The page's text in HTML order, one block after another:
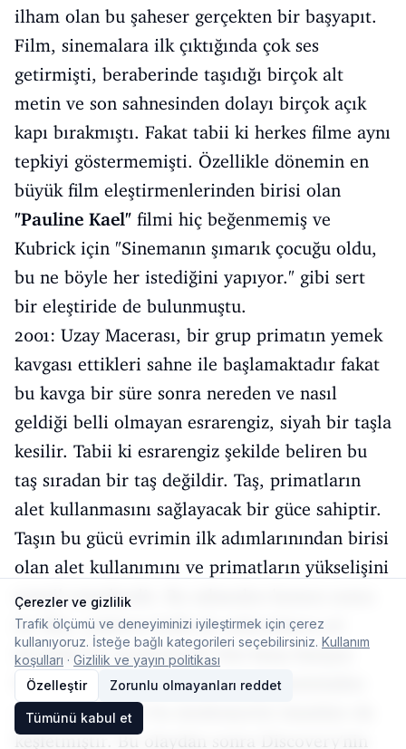
ilham olan bu şaheser gerçekten bir başyapıt.
Film, sinemalara ilk çıktığında çok ses
getirmişti, beraberinde taşıdığı birçok alt
metin ve son sahnesinden dolayı birçok açık
kapı bırakmıştı. Fakat tabii ki herkes filme aynı
tepkiyi göstermemişti. Özellikle dönemin en
büyük film eleştirmenlerinden birisi olan
"Pauline Kael" filmi hiç beğenmemiş ve
Kubrick için "Sinemanın şımarık çocuğu oldu,
bu ne böyle her istediğini yapıyor." gibi sert
bir eleştiride de bulunmuştu.
2001: Uzay Macerası, bir grup primatın yemek
kavgası ettikleri sahne ile başlamaktadır fakat
bu kavga bir süre sonra nereden ve nasıl
geldiği belli olmayan esrarengiz, siyah bir taşla
kesilir. Tabii ki esrarengiz şekilde beliren bu
taş sıradan bir taş değildir. Taş, primatların
alet kullanmasını sağlayacak bir güce sahiptir.
Taşın bu gücü evrimin ilk adımlarınından birisi
olan alet kullanımını ve primatların yükselişini
temsil etmektedir. Bu sahneden hemen sonra
ise film, yüzlerce belki de milyonlarca yıl
ilerideki bir medeniyetle bizi karşı karşıya
bırakır. Aynı siyah taşı, bir uzay gemisinden
gelen sinyallerle bu medeniyetin insanları da
keşfetmiştir. Bu olaydan sonra Discovery'nin
Çerezler ve gizlilik
Trafik ölçümü ve deneyiminizi iyileştirmek için çerez
kullanıyoruz. İsteğe bağlı kategorileri seçebilirsiniz. Kullanım
koşulları · Gizlilik ve yayın politikası
Özelleştir
Zorunlu olmayanları reddet
Tümünü kabul et